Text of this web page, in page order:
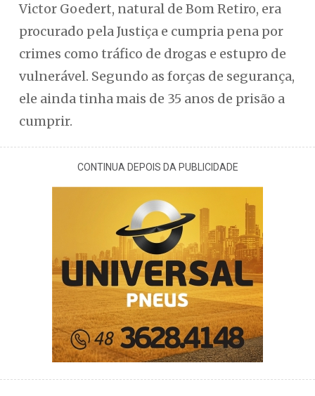
Victor Goedert, natural de Bom Retiro, era
procurado pela Justiça e cumpria pena por
crimes como tráfico de drogas e estupro de
vulnerável. Segundo as forças de segurança,
ele ainda tinha mais de 35 anos de prisão a
cumprir.
CONTINUA DEPOIS DA PUBLICIDADE